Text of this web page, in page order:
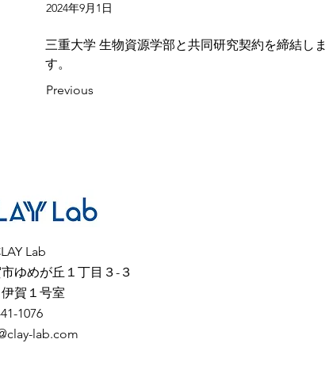
2024年9月1日
三重大学 生物資源学部と共同研究契約を締結し
す。
Previous
Lab
ゆめが丘１丁目３-３
賀１号室
1076
lab.com